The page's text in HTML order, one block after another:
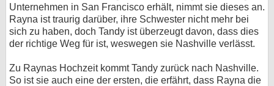
Unternehmen in San Francisco erhält, nimmt sie dieses an.
Rayna ist traurig darüber, ihre Schwester nicht mehr bei
sich zu haben, doch Tandy ist überzeugt davon, dass dies
der richtige Weg für ist, weswegen sie Nashville verlässt.
Zu Raynas Hochzeit kommt Tandy zurück nach Nashville.
So ist sie auch eine der ersten, die erfährt, dass Rayna die